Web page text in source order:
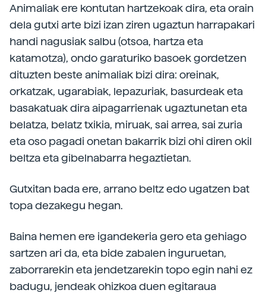
Animaliak ere kontutan hartzekoak dira, eta orain
dela gutxi arte bizi izan ziren ugaztun harrapakari
handi nagusiak salbu (otsoa, hartza eta
katamotza), ondo garaturiko basoek gordetzen
dituzten beste animaliak bizi dira: oreinak,
orkatzak, ugarabiak, lepazuriak, basurdeak eta
basakatuak dira aipagarrienak ugaztunetan eta
belatza, belatz txikia, miruak, sai arrea, sai zuria
eta oso pagadi onetan bakarrik bizi ohi diren okil
beltza eta gibelnabarra hegaztietan.
Gutxitan bada ere, arrano beltz edo ugatzen bat
topa dezakegu hegan.
Baina hemen ere igandekeria gero eta gehiago
sartzen ari da, eta bide zabalen inguruetan,
zaborrarekin eta jendetzarekin topo egin nahi ez
badugu, jendeak ohizkoa duen egitaraua